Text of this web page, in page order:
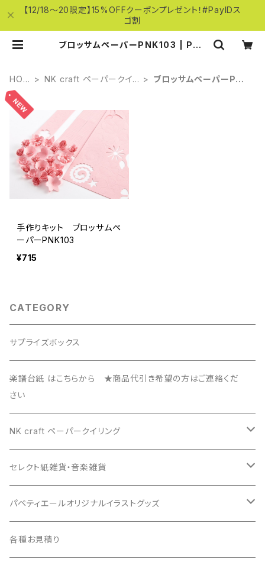
【12/18～20限定】15%OFFクーポンプレゼント！#PayIDス
ゴ割
ブロッサムペーパーPNK103 | PAP
HOM
E
NK craft ペーパークイリ
ブロッサムペーパーPNK
手作りキット ブロッサムペ
ーパーPNK103
¥715
CATEGORY
サプライズボックス
楽譜台紙 はこちらから ★商品代引き希望の方はご連絡くだ
さい
NK craft ペーパークイリング
ブロッサムペーパーGRN106
ブロッサムペーパーPPL103
ブロッサムペーパーYLL102
セレクト紙雑貨・音楽雑貨
Nkcraft オリジナル商品
パペティエールオリジナルイラストグッズ
手作りキット
各種お見積り